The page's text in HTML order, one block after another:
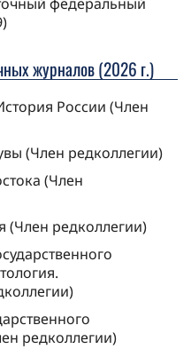
журналов (2026 г.)
России (Член
(Член редколлегии)
(Член
(Член редколлегии)
редколлегии)